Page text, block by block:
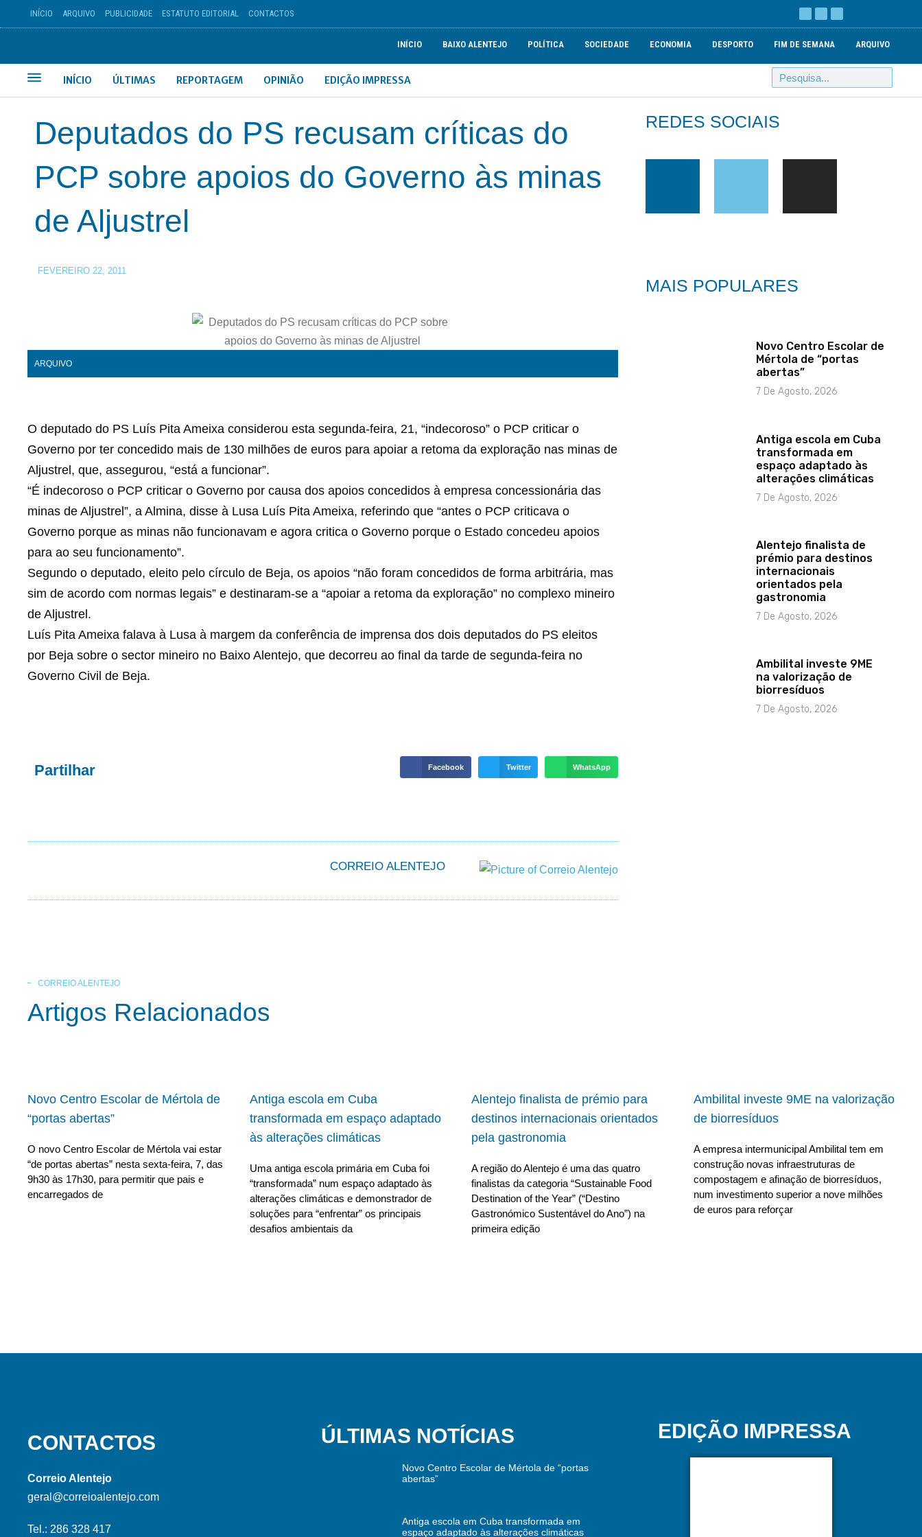
INÍCIO ARQUIVO PUBLICIDADE ESTATUTO EDITORIAL CONTACTOS
INÍCIO BAIXO ALENTEJO POLÍTICA SOCIEDADE ECONOMIA DESPORTO FIM DE SEMANA ARQUIVO
INÍCIO ÚLTIMAS REPORTAGEM OPINIÃO EDIÇÃO IMPRESSA
Deputados do PS recusam críticas do
PCP sobre apoios do Governo às minas
de Aljustrel
FEVEREIRO 22, 2011
ARQUIVO
O deputado do PS Luís Pita Ameixa considerou esta segunda-feira, 21, “indecoroso” o PCP criticar o
Governo por ter concedido mais de 130 milhões de euros para apoiar a retoma da exploração nas minas de
Aljustrel, que, assegurou, “está a funcionar”.
“É indecoroso o PCP criticar o Governo por causa dos apoios concedidos à empresa concessionária das
minas de Aljustrel”, a Almina, disse à Lusa Luís Pita Ameixa, referindo que “antes o PCP criticava o
Governo porque as minas não funcionavam e agora critica o Governo porque o Estado concedeu apoios
para ao seu funcionamento”.
Segundo o deputado, eleito pelo círculo de Beja, os apoios “não foram concedidos de forma arbitrária, mas
sim de acordo com normas legais” e destinaram-se a “apoiar a retoma da exploração” no complexo mineiro
de Aljustrel.
Luís Pita Ameixa falava à Lusa à margem da conferência de imprensa dos dois deputados do PS eleitos
por Beja sobre o sector mineiro no Baixo Alentejo, que decorreu ao final da tarde de segunda-feira no
Governo Civil de Beja.
Partilhar Facebook Twitter WhatsApp
CORREIO ALENTEJO
REDES SOCIAIS
MAIS POPULARES
Novo Centro Escolar de
Mértola de “portas
abertas”
7 De Agosto, 2026
Antiga escola em Cuba
transformada em
espaço adaptado às
alterações climáticas
7 De Agosto, 2026
Alentejo finalista de
prémio para destinos
internacionais
orientados pela
gastronomia
7 De Agosto, 2026
Ambilital investe 9ME
na valorização de
biorresíduos
7 De Agosto, 2026
CORREIO ALENTEJO
Artigos Relacionados
Novo Centro Escolar de Mértola de
“portas abertas”
O novo Centro Escolar de Mértola vai estar
“de portas abertas” nesta sexta-feira, 7, das
9h30 às 17h30, para permitir que pais e
encarregados de
Antiga escola em Cuba
transformada em espaço adaptado
às alterações climáticas
Uma antiga escola primária em Cuba foi
“transformada” num espaço adaptado às
alterações climáticas e demonstrador de
soluções para “enfrentar” os principais
desafios ambientais da
Alentejo finalista de prémio para
destinos internacionais orientados
pela gastronomia
A região do Alentejo é uma das quatro
finalistas da categoria “Sustainable Food
Destination of the Year” (“Destino
Gastronómico Sustentável do Ano”) na
primeira edição
Ambilital investe 9ME na valorização
de biorresíduos
A empresa intermunicipal Ambilital tem em
construção novas infraestruturas de
compostagem e afinação de biorresíduos,
num investimento superior a nove milhões
de euros para reforçar
CONTACTOS
Correio Alentejo
geral@correioalentejo.com
Tel.: 286 328 417
ÚLTIMAS NOTÍCIAS
Novo Centro Escolar de Mértola de “portas
abertas”
Antiga escola em Cuba transformada em
espaço adaptado às alterações climáticas
EDIÇÃO IMPRESSA